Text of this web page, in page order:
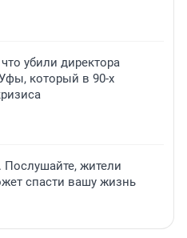
убили директора
который в 90-х
жители
спасти вашу жизнь